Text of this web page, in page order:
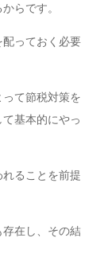
らです。
っておく必要
て節税対策を
基本的にやっ
ることを前提
在し、その結